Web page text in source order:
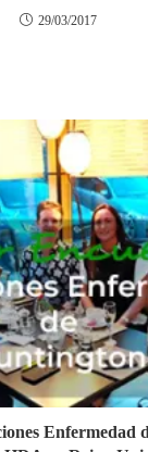
29/03/2017
Enfermedad